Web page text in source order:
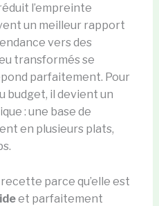
l’empreinte
un meilleur rapport
vers des
transformés se
parfaitement. Pour
budget, il devient un
: une base de
en plusieurs plats,
parce qu’elle est
et parfaitement